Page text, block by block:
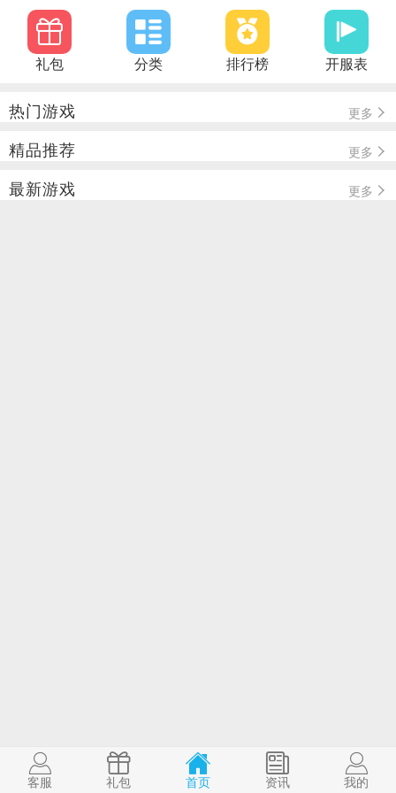
礼包 分类 排行榜 开服表
热门游戏 更多
精品推荐 更多
最新游戏 更多
客服 礼包 首页 资讯 我的